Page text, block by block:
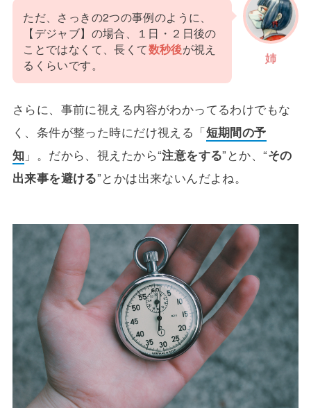
姉
ただ、さっきの2つの事例のように、
【デジャブ】の場合、１日・２日後の
ことではなくて、長くて数秒後が視え
るくらいです。
さらに、事前に視える内容がわかってるわけでもな
く、条件が整った時にだけ視える「短期間の予
知 」。だから、視えたから“注意をする”とか、“その
出来事を避ける”とかは出来ないんだよね。